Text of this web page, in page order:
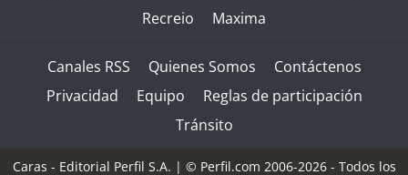
Recreio
Maxima
Canales RSS Quienes Somos
Contáctenos
Privacidad
Equipo
Reglas de participación
Tránsito
Caras - Editorial Perfil S.A. | © Perfil.com 2006-2026 - Todos los